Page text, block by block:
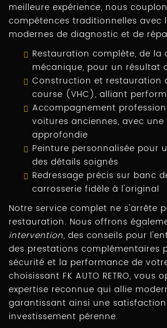
meilleure expérience, nous
compétences traditionnelles avec
modernes de diagnostic et de
Restauration complète, de la
mécanique, pour un résultat
Construction et restauration
course (VHC), alliant
Accompagnement
voitures anciennes, avec une
approfondie
Peinture personnalisée pour
des détails soignés
Redressage précis sur banc
carrosserie fidèle à l'original
Notre service complet ne s'arrête
restauration. Nous offrons
intervention, des conseils pour
des prestations complémentaires
sécurité et la performance de
choisissant FK AUTO RETRO, vous
expertise reconnue qui allie
garantissant ainsi une
investissement pérenne.